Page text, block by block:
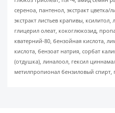
сереноа, пантенол, экстракт цветка/
экстракт листьев крапивы, ксилитол,
глицерил олеат, кокоглюкозид,
кватерний-80, бензойная кислота,
кислота, бензоат натрия, сорбат
(отдушка), линалоол, гексил
метилпропионал бензиловый спирт,